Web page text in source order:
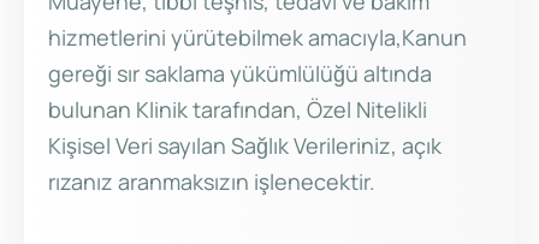
hizmetlerini yürütebilmek amacıyla,Kanun
gereği sır saklama yükümlülüğü altında
bulunan Klinik tarafından, Özel Nitelikli
Kişisel Veri sayılan Sağlık Verileriniz, açık
rızanız aranmaksızın işlenecektir.